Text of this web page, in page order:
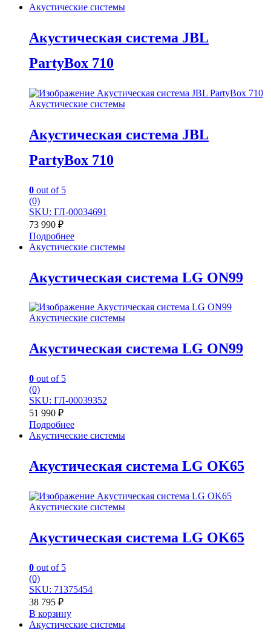
Акустические системы
Акустическая система JBL
PartyBox 710
Акустические системы
Акустическая система JBL
PartyBox 710
0 out of 5
(0)
SKU: ГЛ-00034691
73 990 ₽
Подробнее
Акустические системы
Акустическая система LG ON99
Акустические системы
Акустическая система LG ON99
0 out of 5
(0)
SKU: ГЛ-00039352
51 990 ₽
Подробнее
Акустические системы
Акустическая система LG OK65
Акустические системы
Акустическая система LG OK65
0 out of 5
(0)
SKU: 71375454
38 795 ₽
В корзину
Акустические системы